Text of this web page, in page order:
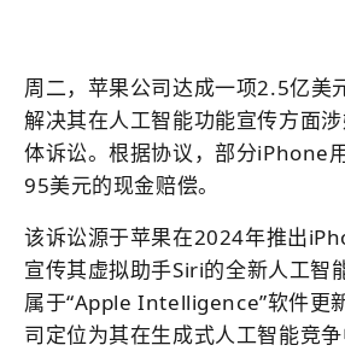
周二，苹果公司达成一项2.5亿美
解决其在人工智能功能宣传方面
体诉讼。根据协议，部分iPhone
95美元的现金赔偿。
该诉讼源于苹果在2024年推出
宣传其虚拟助手Siri的全新人工智
属于“Apple Intelligence”软件更
司定位为其在生成式人工智能竞